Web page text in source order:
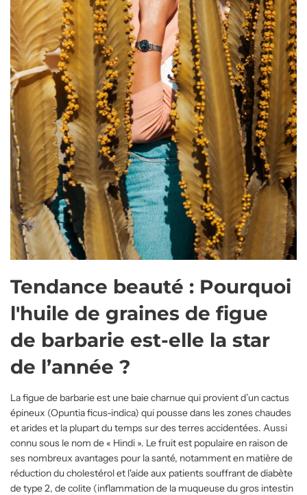
Tendance beauté : Pourquoi
l'huile de graines de figue
de barbarie est-elle la star
de l’année ?
La figue de barbarie est une baie charnue qui provient d’un cactus
épineux (Opuntia ficus-indica) qui pousse dans les zones chaudes
et arides et la plupart du temps sur des terres accidentées. Aussi
connu sous le nom de « Hindi ». Le fruit est populaire en raison de
ses nombreux avantages pour la santé, notamment en matière de
réduction du cholestérol et l'aide aux patients souffrant de diabète
de type 2, de colite (inflammation de la muqueuse du gros intestin